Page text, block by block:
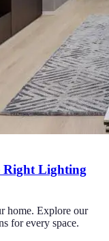
Right Lighting
home. Explore our
for every space.